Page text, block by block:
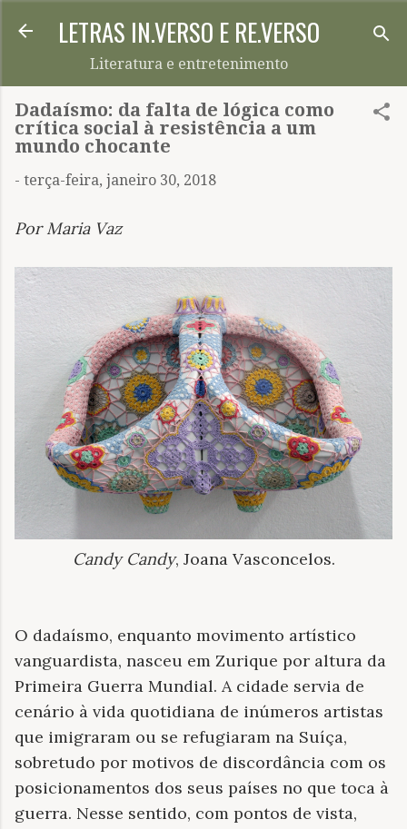
Pular para o conteúdo principal
LETRAS IN.VERSO E RE.VERSO
Literatura e entretenimento
Dadaísmo: da falta de lógica como
crítica social à resistência a um
mundo chocante
- terça-feira, janeiro 30, 2018
Por Maria Vaz
Candy Candy, Joana Vasconcelos.
O dadaísmo, enquanto movimento artístico
vanguardista, nasceu em Zurique por altura da
Primeira Guerra Mundial. A cidade servia de
cenário à vida quotidiana de inúmeros artistas
que imigraram ou se refugiaram na Suíça,
sobretudo por motivos de discordância com os
posicionamentos dos seus países no que toca à
guerra. Nesse sentido, com pontos de vista,